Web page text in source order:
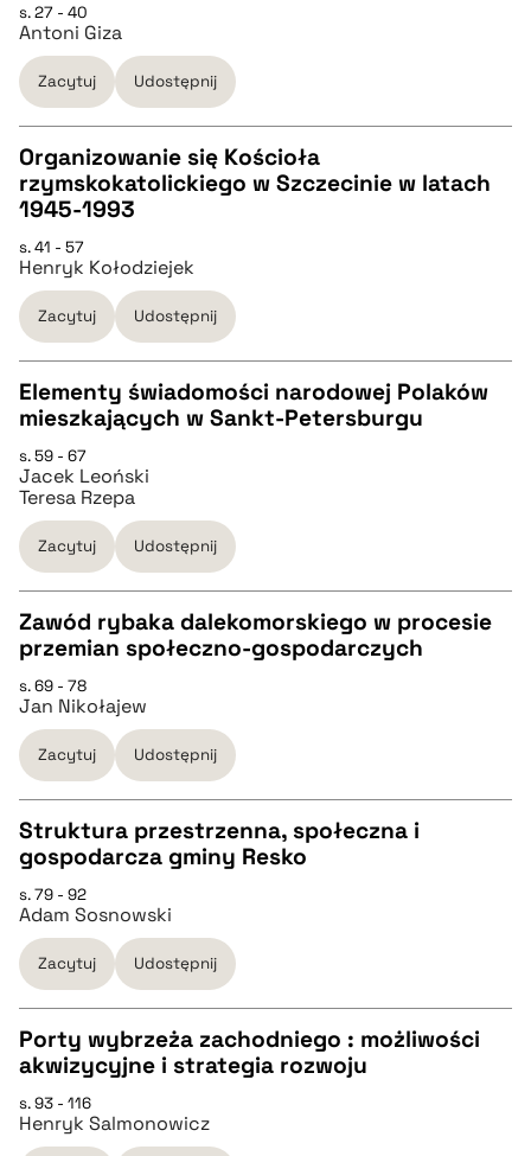
CZYSTY TEKST
pobierz cytat
BIBTEX
s. 27 - 40
Antoni Giza
Zacytuj Udostępnij
CZYSTY TEKST
pobierz cytat
BIBTEX
pobierz cytat
Organizowanie się Kościoła
rzymskokatolickiego w Szczecinie w latach
1945-1993
s. 41 - 57
Henryk Kołodziejek
Zacytuj Udostępnij
CZYSTY TEKST
pobierz cytat
BIBTEX
pobierz cytat
Elementy świadomości narodowej Polaków
mieszkających w Sankt-Petersburgu
s. 59 - 67
Jacek Leoński
Teresa Rzepa
Zacytuj Udostępnij
CZYSTY TEKST
pobierz cytat
BIBTEX
pobierz cytat
Zawód rybaka dalekomorskiego w procesie
przemian społeczno-gospodarczych
s. 69 - 78
Jan Nikołajew
Zacytuj Udostępnij
CZYSTY TEKST
pobierz cytat
BIBTEX
pobierz cytat
Struktura przestrzenna, społeczna i
gospodarcza gminy Resko
s. 79 - 92
Adam Sosnowski
Zacytuj Udostępnij
CZYSTY TEKST
Porty wybrzeża zachodniego : możliwości
akwizycyjne i strategia rozwoju
s. 93 - 116
Henryk Salmonowicz